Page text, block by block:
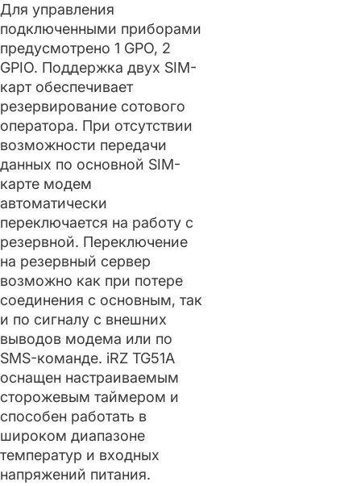
Для управления
подключенными приборами
предусмотрено 1 GPO, 2
GPIO. Поддержка двух SIM-
карт обеспечивает
резервирование сотового
оператора. При отсутствии
возможности передачи
данных по основной SIM-
карте модем
автоматически
переключается на работу с
резервной. Переключение
на резервный сервер
возможно как при потере
соединения с основным, так
и по сигналу с внешних
выводов модема или по
SMS-команде. iRZ TG51A
оснащен настраиваемым
сторожевым таймером и
способен работать в
широком диапазоне
температур и входных
напряжений питания.